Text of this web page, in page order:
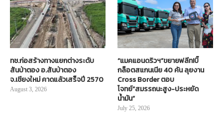
ทช.ก่อสร้างทางแยกต่างระดับ
สันป่าตอง อ.สันป่าตอง
จ.เชียงใหม่ คาดแล้วเสร็จปี 2570
August 3, 2026
“แมคแอนดริวฯ”ขยายฟลีท!บิ๊
กล็อตสแกนเนีย 40 คัน ลุยงาน
Cross Border ตอบ
โจทย์“สมรรถนะสูง-ประหยัด
น้ำมัน”
July 25, 2026